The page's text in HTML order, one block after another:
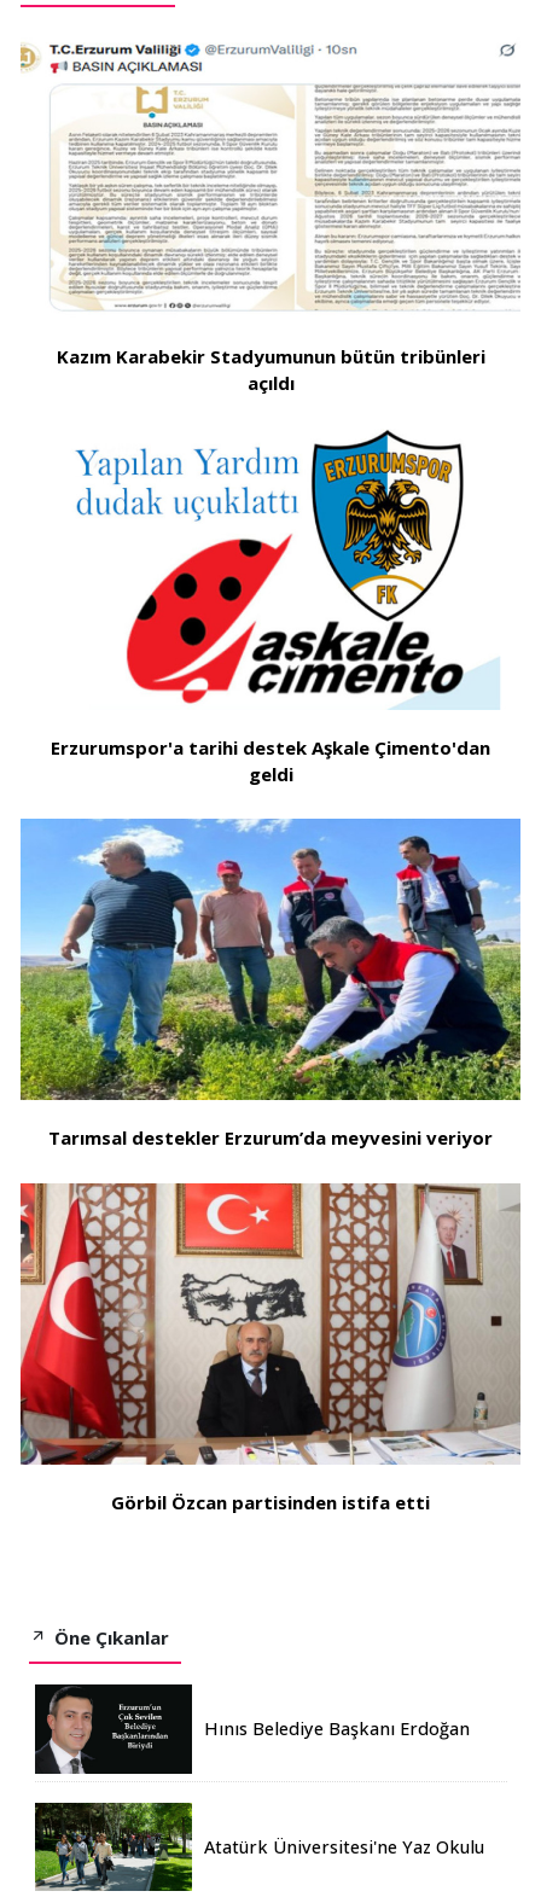
Kazım Karabekir Stadyumunun bütün tribünleri
açıldı
Erzurumspor'a tarihi destek Aşkale Çimento'dan
geldi
Tarımsal destekler Erzurum’da meyvesini veriyor
Görbil Özcan partisinden istifa etti
Öne Çıkanlar
Hınıs Belediye Başkanı Erdoğan
Atatürk Üniversitesi'ne Yaz Okulu